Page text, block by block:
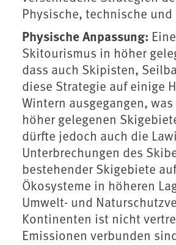
Physische, technische
Physische Anpassung:
Skitourismus in höher
dass auch Skipisten,
diese Strategie auf einige
Wintern ausgegangen,
höher gelegenen
dürfte jedoch auch die
Unterbrechungen des
bestehender Skigebiete
Ökosysteme in höheren
Umwelt- und
Kontinenten ist nicht
Emissionen verbunden